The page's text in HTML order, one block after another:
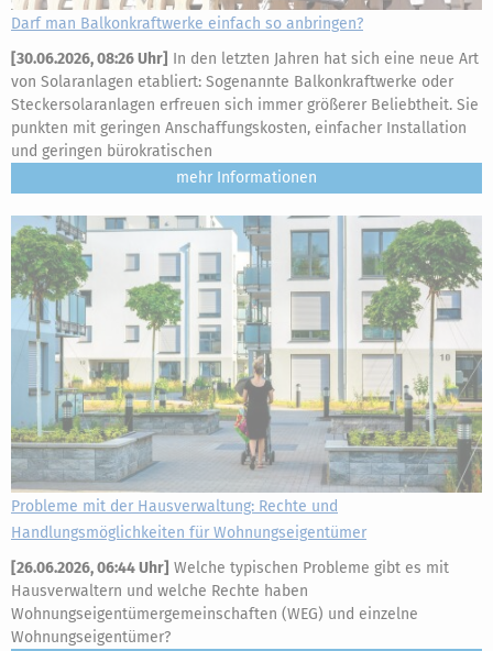
Darf man Balkonkraftwerke einfach so anbringen?
[30.06.2026, 08:26 Uhr] In den letzten Jahren hat sich eine neue Art
von Solaranlagen etabliert: Sogenannte Balkonkraftwerke oder
Steckersolaranlagen erfreuen sich immer größerer Beliebtheit. Sie
punkten mit geringen Anschaffungskosten, einfacher Installation
und geringen bürokratischen
mehr
Probleme mit der Hausverwaltung: Rechte und
Handlungsmöglichkeiten für Wohnungseigentümer
[26.06.2026, 06:44 Uhr] Welche typischen Probleme gibt es mit
Hausverwaltern und welche Rechte haben
Wohnungseigentümergemeinschaften (WEG) und einzelne
Wohnungseigentümer?